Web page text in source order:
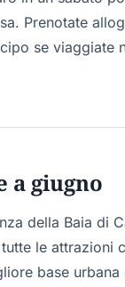
Prenotate
se viaggiate
a giugno
della Baia di
le attrazioni
base urbana